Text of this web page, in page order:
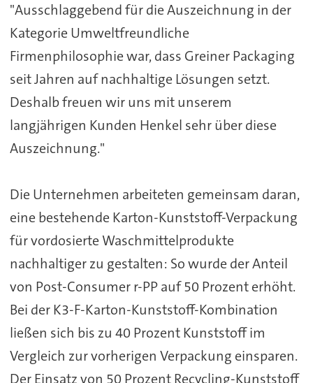
"Ausschlaggebend für die Auszeichnung in der
Kategorie Umweltfreundliche
Firmenphilosophie war, dass Greiner Packaging
seit Jahren auf nachhaltige Lösungen setzt.
Deshalb freuen wir uns mit unserem
langjährigen Kunden Henkel sehr über diese
Auszeichnung."
Die Unternehmen arbeiteten gemeinsam daran,
eine bestehende Karton-Kunststoff-Verpackung
für vordosierte Waschmittelprodukte
nachhaltiger zu gestalten: So wurde der Anteil
von Post-Consumer r-PP auf 50 Prozent erhöht.
Bei der K3-F-Karton-Kunststoff-Kombination
ließen sich bis zu 40 Prozent Kunststoff im
Vergleich zur vorherigen Verpackung einsparen.
Der Einsatz von 50 Prozent Recycling-Kunststoff